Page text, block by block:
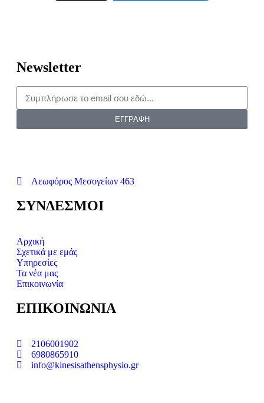
Newsletter
ΕΓΓΡΑΦΗ
Λεωφόρος Μεσογείων 463
ΣΥΝΔΕΣΜΟΙ
Αρχική
Σχετικά με εμάς
Υπηρεσίες
Τα νέα μας
Επικοινωνία
ΕΠΙΚΟΙΝΩΝΙΑ
2106001902
6980865910
info@kinesisathensphysio.gr